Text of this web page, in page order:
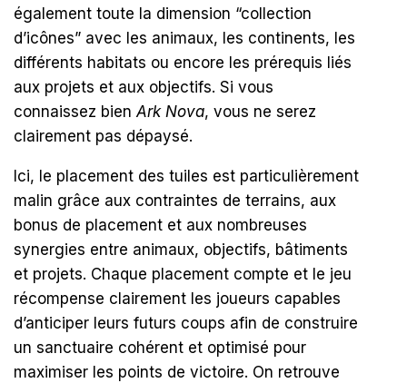
également toute la dimension “collection
d’icônes” avec les animaux, les continents, les
différents habitats ou encore les prérequis liés
aux projets et aux objectifs. Si vous
connaissez bienArk Nova, vous ne serez
clairement pas dépaysé.
Ici, le placement des tuiles est particulièrement
malin grâce aux contraintes de terrains, aux
bonus de placement et aux nombreuses
synergies entre animaux, objectifs, bâtiments
et projets. Chaque placement compte et le jeu
récompense clairement les joueurs capables
d’anticiper leurs futurs coups afin de construire
un sanctuaire cohérent et optimisé pour
maximiser les points de victoire. On retrouve